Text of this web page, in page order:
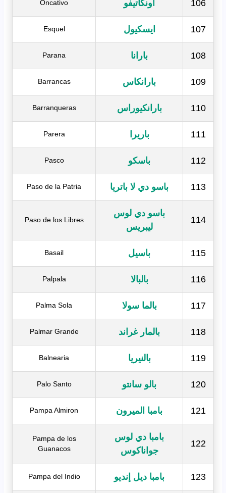
106 اونكاتيفو Oncativo
107 ايسكيول Esquel
108 بارانا Parana
109 بارانكاس Barrancas
110 بارانكيوراس Barranqueras
111 باريرا Parera
112 باسكو Pasco
113 باسو دي لا باتريا Paso de la Patria
114
باسو دي لوس
ليبريس
Paso de los Libres
115 باسيل Basail
116 بالبالا Palpala
117 بالما سولا Palma Sola
118 بالمار غراند Palmar Grande
119 بالنيريا Balnearia
120 بالو سانتو Palo Santo
121 بامبا الميرون Pampa Almiron
122
بامبا دي لوس
جواناكوس
Pampa de los
Guanacos
123 بامبا ديل إنديو Pampa del Indio